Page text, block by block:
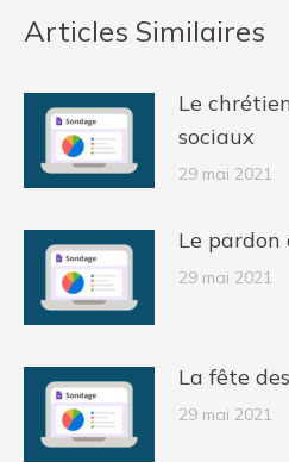
Articles Similaires
Le
sociaux
29 mai 2021
Le pardon
29 mai 2021
La fête
29 mai 2021